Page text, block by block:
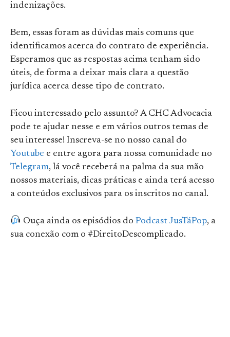
indenizações.
Bem, essas foram as dúvidas mais comuns que
identificamos acerca do contrato de experiência.
Esperamos que as respostas acima tenham sido
úteis, de forma a deixar mais clara a questão
jurídica acerca desse tipo de contrato.
Ficou interessado pelo assunto? A CHC Advocacia
pode te ajudar nesse e em vários outros temas de
seu interesse! Inscreva-se no nosso canal do
Youtube e entre agora para nossa comunidade no
Telegram, lá você receberá na palma da sua mão
nossos materiais, dicas práticas e ainda terá acesso
a conteúdos exclusivos para os inscritos no canal.
Ouça ainda os episódios do Podcast JusTáPop, a
sua conexão com o #DireitoDescomplicado.